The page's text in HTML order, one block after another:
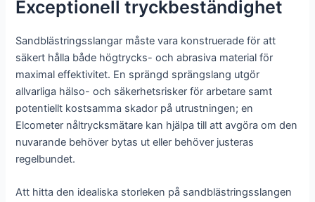
Exceptionell tryckbeständighet
Sandblästringsslangar måste vara konstruerade för att
säkert hålla både högtrycks- och abrasiva material för
maximal effektivitet. En sprängd sprängslang utgör
allvarliga hälso- och säkerhetsrisker för arbetare samt
potentiellt kostsamma skador på utrustningen; en
Elcometer nåltrycksmätare kan hjälpa till att avgöra om den
nuvarande behöver bytas ut eller behöver justeras
regelbundet.
Att hitta den idealiska storleken på sandblästringsslangen